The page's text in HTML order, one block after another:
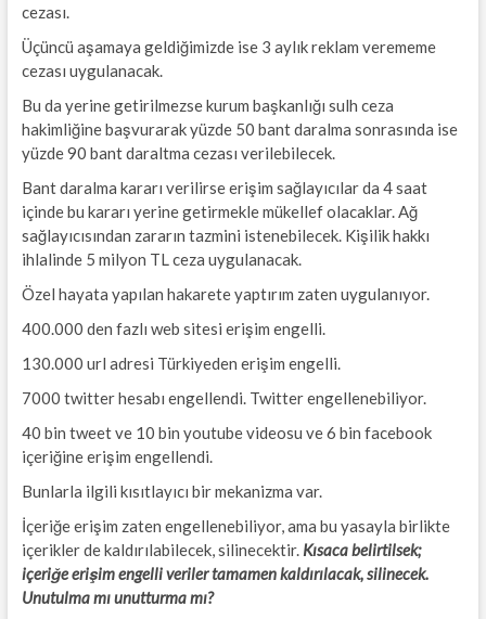
cezası.
Üçüncü aşamaya geldiğimizde ise 3 aylık reklam verememe
cezası uygulanacak.
Bu da yerine getirilmezse kurum başkanlığı sulh ceza
hakimliğine başvurarak yüzde 50 bant daralma sonrasında ise
yüzde 90 bant daraltma cezası verilebilecek.
Bant daralma kararı verilirse erişim sağlayıcılar da 4 saat
içinde bu kararı yerine getirmekle mükellef olacaklar. Ağ
sağlayıcısından zararın tazmini istenebilecek. Kişilik hakkı
ihlalinde 5 milyon TL ceza uygulanacak.
Özel hayata yapılan hakarete yaptırım zaten uygulanıyor.
400.000 den fazlı web sitesi erişim engelli.
130.000 url adresi Türkiyeden erişim engelli.
7000 twitter hesabı engellendi. Twitter engellenebiliyor.
40 bin tweet ve 10 bin youtube videosu ve 6 bin facebook
içeriğine erişim engellendi.
Bunlarla ilgili kısıtlayıcı bir mekanizma var.
İçeriğe erişim zaten engellenebiliyor, ama bu yasayla birlikte
içerikler de kaldırılabilecek, silinecektir. Kısaca belirtilsek;
içeriğe erişim engelli veriler tamamen kaldırılacak, silinecek.
Unutulma mı unutturma mı?